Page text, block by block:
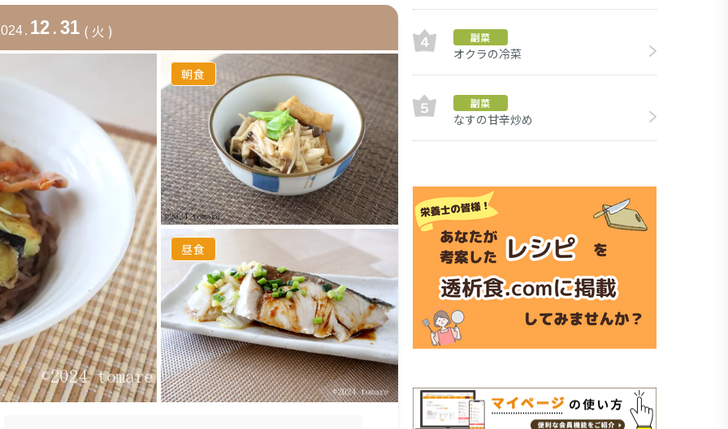
. 12 .31 ( 火 )
朝食
昼食
副菜
オクラの冷菜
副菜
なすの甘辛炒め